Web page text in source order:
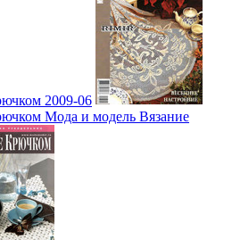
2009-06
Мода и модель Вязание